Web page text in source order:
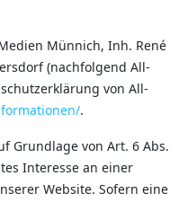
Münnich, Inh. René
(nachfolgend All-
von All-
.
Grundlage von Art. 6 Abs.
Interesse an einer
Website. Sofern eine